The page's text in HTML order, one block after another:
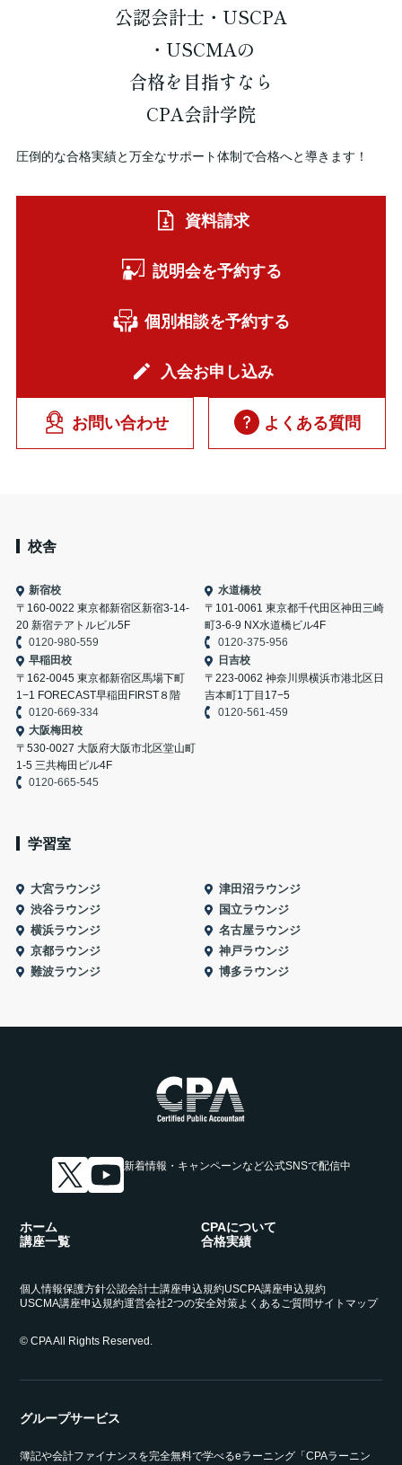
公認会計士・USCPA
・USCMAの
合格を 目指すなら
CPA会計学院
圧倒的な合格実績と万全なサポート体制で合格へと導きます！
資料請求
説明会を予約する
個別相談を予約する
入会お申し込み
お問い合わせ よくある質問
校舎
新宿校
〒160-0022 東京都新宿区新宿3-14-
20 新宿テアトルビル5F
0120-980-559
水道橋校
〒101-0061 東京都千代田区神田三崎
町3-6-9 NX水道橋ビル4F
0120-375-956
早稲田校
〒162-0045 東京都新宿区馬場下町
1−1 FORECAST早稲田FIRST８階
0120-669-334
日吉校
〒223-0062 神奈川県横浜市港北区日
吉本町1丁目17−5
0120-561-459
大阪梅田校
〒530-0027 大阪府大阪市北区堂山町
1-5 三共梅田ビル4F
0120-665-545
学習室
大宮ラウンジ
津田沼ラウンジ
渋谷ラウンジ
国立ラウンジ
横浜ラウンジ
名古屋ラウンジ
京都ラウンジ
神戸ラウンジ
難波ラウンジ
博多ラウンジ
新着情報・キャンペーンなど公式SNSで配信中
ホーム
CPAについて
講座一覧
合格実績
個人情報保護方針公認会計士講座申込規約USCPA講座申込規約
USCMA講座申込規約運営会社2つの安全対策よくあるご質問サイトマップ
© CPA All Rights Reserved.
グループサービス
簿記や会計ファイナンスを完全無料で学べるeラーニング「CPAラーニン